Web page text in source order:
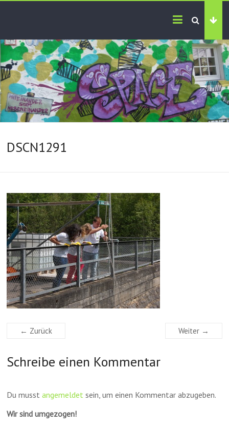
DSCN1291
← Zurück Weiter →
Schreibe einen Kommentar
Du musstangemeldet sein, um einen Kommentar abzugeben.
Wir sind umgezogen!